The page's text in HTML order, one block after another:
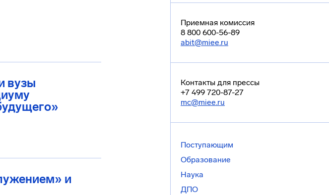
вузы
и
Приемная комиссия
8 800 600-56-89
abit@miee.ru
Контакты для прессы
+7 499 720-87-27
mc@miee.ru
Поступающим
Образование
Наука
ДПО